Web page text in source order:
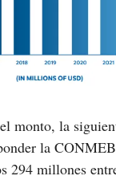
monto, la
la
294 millones